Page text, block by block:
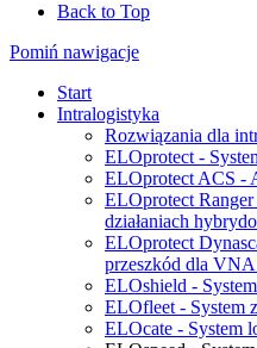
Back to Top
Pomiń nawigacje
Start
Intralogistyka
Rozwiązania dla
ELOprotect -
ELOprotect ACS -
ELOprotect
działaniach
ELOprotect
przeszkód dla
ELOshield -
ELOfleet - System
ELOcate - System